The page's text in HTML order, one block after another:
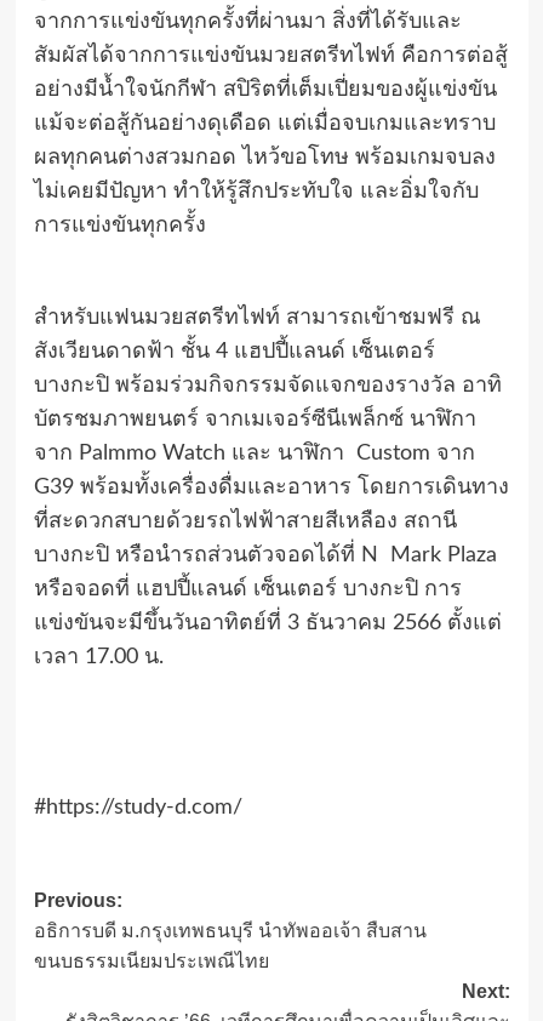
จากการแข่งขันทุกครั้งที่ผ่านมา สิ่งที่ได้รับและ
สัมผัสได้จากการแข่งขันมวยสตรีทไฟท์ คือการต่อสู้
อย่างมีน้ำใจนักกีฬา สปิริตที่เต็มเปี่ยมของผู้แข่งขัน
แม้จะต่อสู้กันอย่างดุเดือด แต่เมื่อจบเกมและทราบ
ผลทุกคนต่างสวมกอด ไหว้ขอโทษ พร้อมเกมจบลง
ไม่เคยมีปัญหา ทำให้รู้สึกประทับใจ และอิ่มใจกับ
การแข่งขันทุกครั้ง
สำหรับแฟนมวยสตรีทไฟท์ สามารถเข้าชมฟรี ณ
สังเวียนดาดฟ้า ชั้น 4 แฮปปี้แลนด์ เซ็นเตอร์
บางกะปิ พร้อมร่วมกิจกรรมจัดแจกของรางวัล อาทิ
บัตรชมภาพยนตร์ จากเมเจอร์ซีนีเพล็กซ์ นาฬิกา
จาก Palmmo Watch และ นาฬิกา Custom จาก
G39 พร้อมทั้งเครื่องดื่มและอาหาร โดยการเดินทาง
ที่สะดวกสบายด้วยรถไฟฟ้าสายสีเหลือง สถานี
บางกะปิ หรือนำรถส่วนตัวจอดได้ที่ N Mark Plaza
หรือจอดที่ แฮปปี้แลนด์ เซ็นเตอร์ บางกะปิ การ
แข่งขันจะมีขึ้นวันอาทิตย์ที่ 3 ธันวาคม 2566 ตั้งแต่
เวลา 17.00 น.
#https://study-d.com/
Post
navigation
Previous:
อธิการบดี ม.กรุงเทพธนบุรี นำทัพออเจ้า สืบสาน
ขนบธรรมเนียมประเพณีไทย
Next: